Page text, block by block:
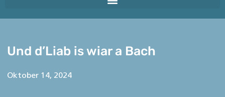
Und d’Liab is wiar a Bach
Oktober 14, 2024